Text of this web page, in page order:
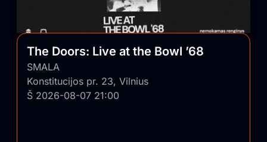
The Doors: Live at the Bowl ’68
SMALA
Konstitucijos pr. 23, Vilnius
Š 2026-08-07 21:00